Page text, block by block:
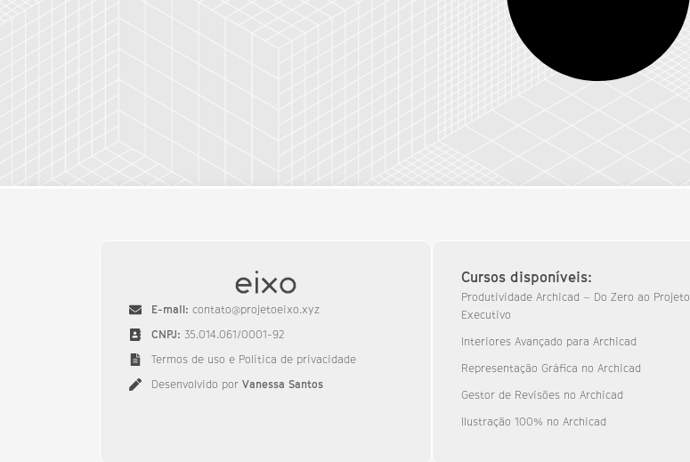
E-mail: contato@projetoeixo.xyz
CNPJ: 35.014.061/0001-92​
Termos de uso e Política de privacidade
Desenvolvido por Vanessa Santos
Cursos disponíveis:
Produtividade Archicad – Do Zero ao Projeto
Executivo
Interiores Avançado para Archicad
Representação Gráfica no Archicad
Gestor de Revisões no Archicad
Ilustração 100% no Archicad